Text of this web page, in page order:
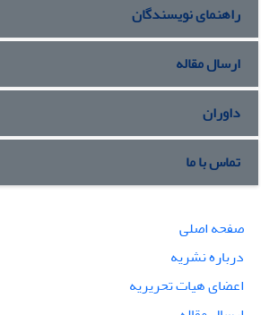
راهنمای نویسندگان
ارسال مقاله
داوران
تماس با ما
صفحه اصلی
درباره نشریه
اعضای هیات تحریریه